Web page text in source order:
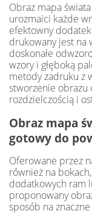
Obraz mapa
urozmaici każde
efektowny
drukowany jest na
doskonałe
wzory i głęboką
metody zadruku z
stworzenie obrazu
rozdzielczością i
Obraz mapa
gotowy do
Oferowane przez
również na
dodatkowych ram
proponowany
sposób na